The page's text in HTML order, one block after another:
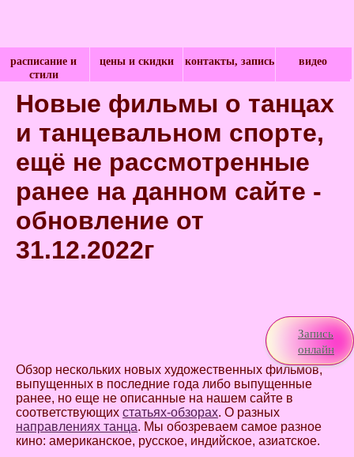
расписание и
стили
цены и скидки контакты, запись видео
Запись
онлайн
Новые фильмы о танцах
и танцевальном спорте,
ещё не рассмотренные
ранее на данном сайте -
обновление от
31.12.2022г
Обзор нескольких новых художественных фильмов,
выпущенных в последние года либо выпущенные
ранее, но еще не описанные на нашем сайте в
соответствующих статьях-обзорах. О разных
направлениях танца. Мы обозреваем самое разное
кино: американское, русское, индийское, азиатское.